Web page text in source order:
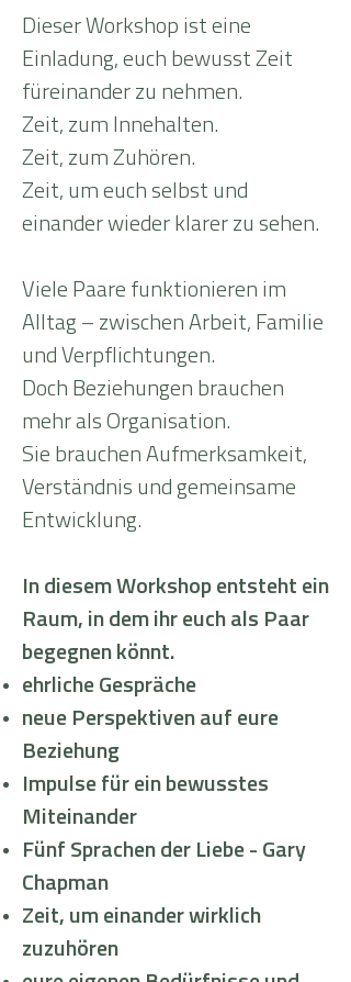
Dieser Workshop ist eine
Einladung, euch bewusst Zeit
füreinander zu nehmen.
Zeit, zum Innehalten.
Zeit, zum Zuhören.
Zeit, um euch selbst und
einander wieder klarer zu sehen.
Viele Paare funktionieren im
Alltag – zwischen Arbeit, Familie
und Verpflichtungen.
Doch Beziehungen brauchen
mehr als Organisation.
Sie brauchen Aufmerksamkeit,
Verständnis und gemeinsame
Entwicklung.
In diesem Workshop entsteht ein
Raum, in dem ihr euch als Paar
begegnen könnt.
ehrliche Gespräche
neue Perspektiven auf eure
Beziehung
Impulse für ein bewusstes
Miteinander
Fünf Sprachen der Liebe - Gary
Chapman
Zeit, um einander wirklich
zuzuhören